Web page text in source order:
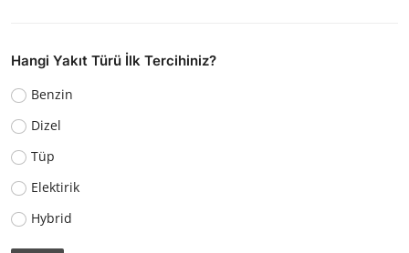
Hangi Yakıt Türü İlk Tercihiniz?
Benzin
Dizel
Tüp
Elektirik
Hybrid